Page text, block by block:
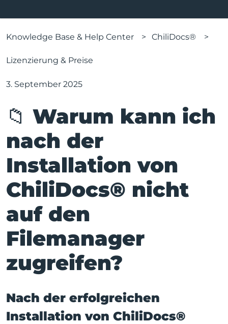
Knowledge Base & Help Center ChiliDocs®
Lizenzierung & Preise
3. September 2025
📁 Warum kann ich
nach der
Installation von
ChiliDocs® nicht
auf den
Filemanager
zugreifen?
Nach der erfolgreichen
Installation von ChiliDocs®